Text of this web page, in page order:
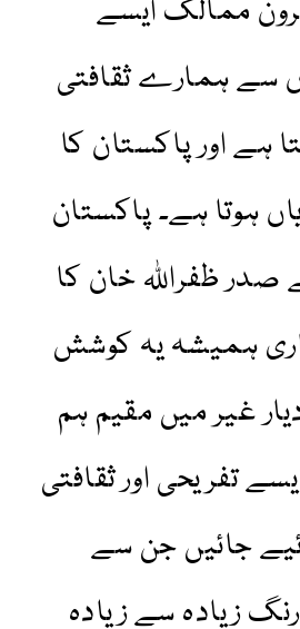
ممالک ایسے
سے ہمارے ثقافتی
ہے اور پاکستان کا
ہوتا ہے۔ پاکستان
ظفراللہ خان کا
ہمیشہ یہ کوشش
غیر میں مقیم ہم
تفریحی اور ثقافتی
جائیں جن سے
زیادہ سے زیادہ